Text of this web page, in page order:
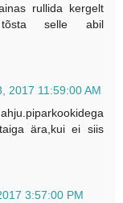
rullida kergelt
selle abil
2017 11:59:00 AM
ära,kui ei siis
3:57:00 PM